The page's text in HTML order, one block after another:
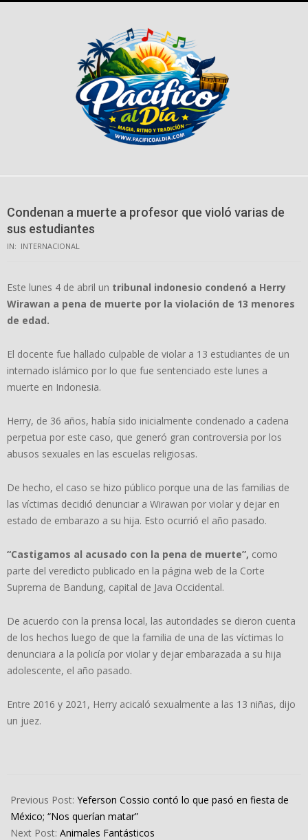
Condenan a muerte a profesor que violó varias de
sus estudiantes
IN: INTERNACIONAL
Este lunes 4 de abril un tribunal indonesio condenó a Herry
Wirawan a pena de muerte por la violación de 13 menores
de edad.
El docente fue hallado culpable de violar a 13 estudiantes de un
internado islámico por lo que fue sentenciado este lunes a
muerte en Indonesia.
Herry, de 36 años, había sido inicialmente condenado a cadena
perpetua por este caso, que generó gran controversia por los
abusos sexuales en las escuelas religiosas.
De hecho, el caso se hizo público porque una de las familias de
las víctimas decidió denunciar a Wirawan por violar y dejar en
estado de embarazo a su hija. Esto ocurrió el año pasado.
“Castigamos al acusado con la pena de muerte”, como
parte del veredicto publicado en la página web de la Corte
Suprema de Bandung, capital de Java Occidental.
De acuerdo con la prensa local, las autoridades se dieron cuenta
de los hechos luego de que la familia de una de las víctimas lo
denunciara a la policía por violar y dejar embarazada a su hija
adolescente, el año pasado.
Entre 2016 y 2021, Herry acicaló sexualmente a las 13 niñas, dijo
un juez.
04-
04
Previous Post: Yeferson Cossio contó lo que pasó en fiesta de
México; “Nos querían matar”
Next Post: Animales Fantásticos